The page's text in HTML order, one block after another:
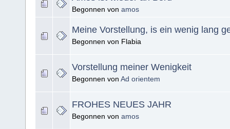
Begonnen von amos
Meine Vorstellung, is ein wenig lang
Begonnen von Flabia
Vorstellung meiner Wenigkeit
Begonnen von Ad orientem
FROHES NEUES JAHR
Begonnen von amos